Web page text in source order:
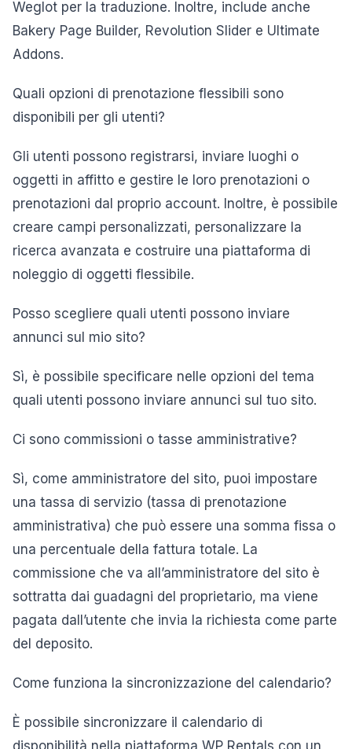
Weglot per la traduzione. Inoltre, include anche
Bakery Page Builder, Revolution Slider e Ultimate
Addons.
Quali opzioni di prenotazione flessibili sono
disponibili per gli utenti?
Gli utenti possono registrarsi, inviare luoghi o
oggetti in affitto e gestire le loro prenotazioni o
prenotazioni dal proprio account. Inoltre, è possibile
creare campi personalizzati, personalizzare la
ricerca avanzata e costruire una piattaforma di
noleggio di oggetti flessibile.
Posso scegliere quali utenti possono inviare
annunci sul mio sito?
Sì, è possibile specificare nelle opzioni del tema
quali utenti possono inviare annunci sul tuo sito.
Ci sono commissioni o tasse amministrative?
Sì, come amministratore del sito, puoi impostare
una tassa di servizio (tassa di prenotazione
amministrativa) che può essere una somma fissa o
una percentuale della fattura totale. La
commissione che va all’amministratore del sito è
sottratta dai guadagni del proprietario, ma viene
pagata dall’utente che invia la richiesta come parte
del deposito.
Come funziona la sincronizzazione del calendario?
È possibile sincronizzare il calendario di